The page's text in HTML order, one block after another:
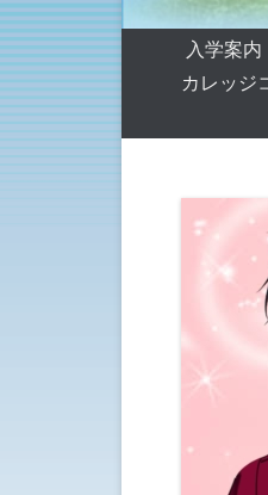
第1メニュー
コンテンツへ移動
入学案内
カレッジ